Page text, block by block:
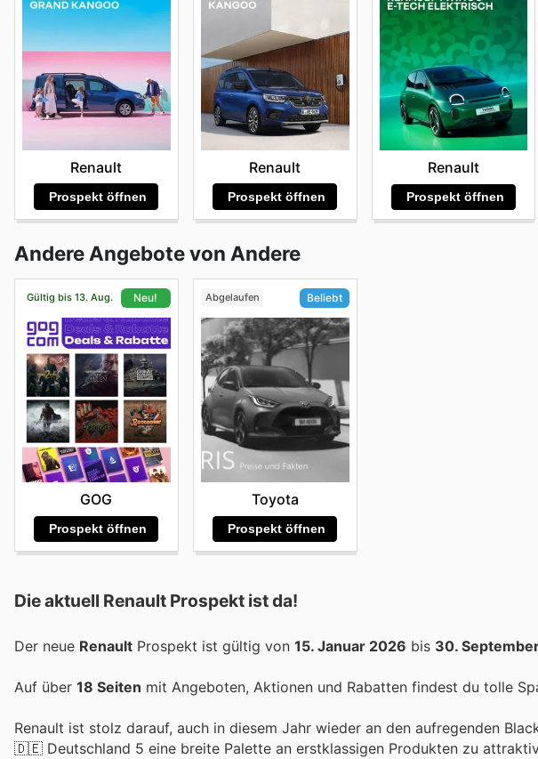
Renault
Prospekt öffnen
Renault
Prospekt öffnen
Renault
Prospekt öffnen
Andere Angebote von Andere
Gültig bis 13. Aug. Neu!
GOG
Prospekt öffnen
Abgelaufen Beliebt
Toyota
Prospekt öffnen
Die aktuell Renault Prospekt ist da!
Der neue Renault Prospekt ist gültig von 15. Januar 2026 bis 30.
Auf über 18 Seiten mit Angeboten, Aktionen und Rabatten findest du tolle
Renault ist stolz darauf, auch in diesem Jahr wieder an den aufregenden
🇩🇪 Deutschland 5 eine breite Palette an erstklassigen Produkten zu